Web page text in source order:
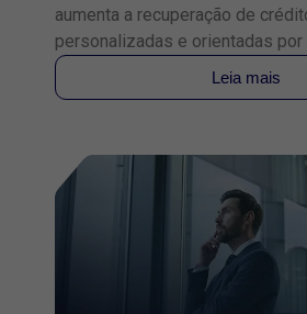
aumenta a recuperação de
personalizadas e orientadas por
Leia mais